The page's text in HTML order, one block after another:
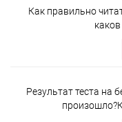
Как правильно
Результат теста на